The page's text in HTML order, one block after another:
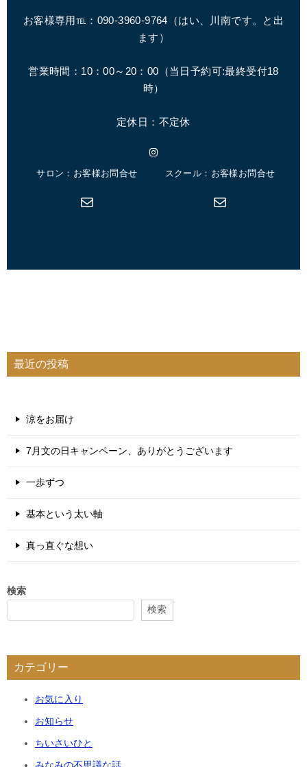
お客様専用℡：090-3960-9764（はい、川南です。と出
ます）
営業時間：10：00～20：00（当日予約可:最終受付18
時）
定休日：不定休
Instagram
サロン：お客様お問合せ
メール
スクール：お客様お問合せ
メール
最近の投稿
涼をお届け
7月文の日キャンペーン、ありがとうございます
一歩ずつ
基本という太い軸
真っ直ぐな想い
検索
検索
カテゴリー
お気に入り
お知らせ
ちいさいひと
みなみの不思議な話